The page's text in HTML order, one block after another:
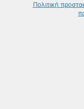
Πολιτική